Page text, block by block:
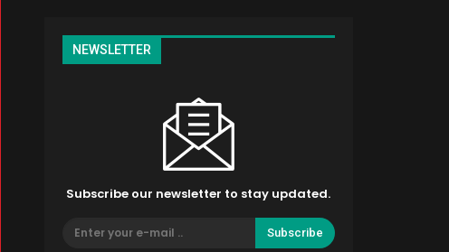
NEWSLETTER
Subscribe our newsletter to stay updated.
Subscribe